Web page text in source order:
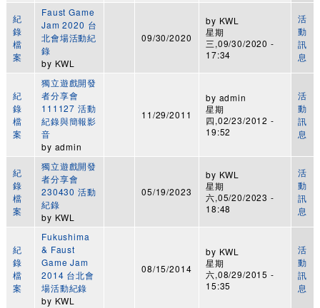
紀
錄
檔
案
Faust Game
Jam 2020 台
北會場活動紀
錄
by KWL
09/30/2020
by KWL
星期
三,09/30/2020 -
17:34
活
動
訊
息
紀
錄
檔
案
獨立遊戲開發
者分享會
111127 活動
紀錄與簡報影
音
by admin
11/29/2011
by admin
星期
四,02/23/2012 -
19:52
活
動
訊
息
紀
錄
檔
案
獨立遊戲開發
者分享會
230430 活動
紀錄
by KWL
05/19/2023
by KWL
星期
六,05/20/2023 -
18:48
活
動
訊
息
紀
錄
檔
案
Fukushima
& Faust
Game Jam
2014 台北會
場活動紀錄
by KWL
08/15/2014
by KWL
星期
六,08/29/2015 -
15:35
活
動
訊
息